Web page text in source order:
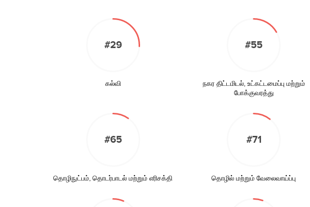
#29
கல்வி
#55
நகர திட்டமிடல், உட்கட்டமைப்பு மற்றும்
போக்குவரத்து
#65
தொழிநுட்பம், தொடர்பாடல் மற்றும் எரிசக்தி
#71
தொழில் மற்றும் வேலைவாய்ப்பு